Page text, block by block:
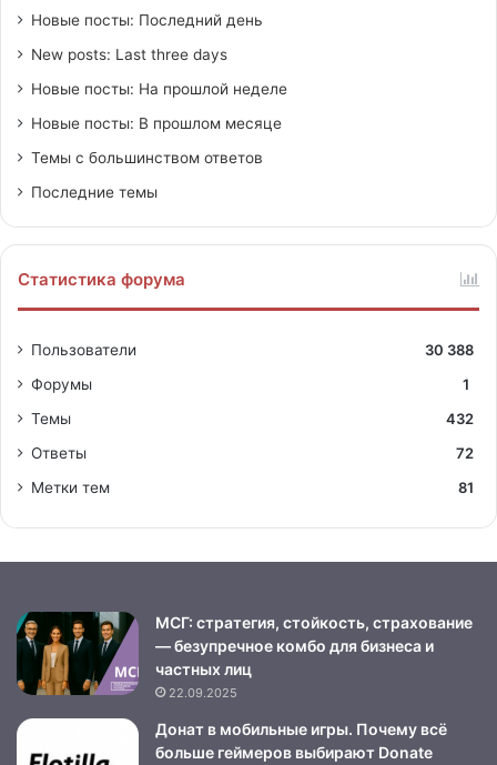
Новые посты: Последний день
New posts: Last three days
Новые посты: На прошлой неделе
Новые посты: В прошлом месяце
Темы с большинством ответов
Последние темы
Статистика форума
Пользователи
30 388
Форумы
1
Темы
432
Ответы
72
Метки тем
81
МСГ: стратегия, стойкость, страхование
— безупречное комбо для бизнеса и
частных лиц
22.09.2025
Донат в мобильные игры. Почему всё
больше геймеров выбирают Donate